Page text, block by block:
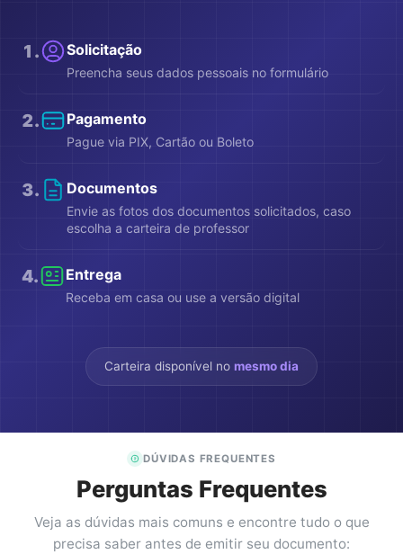
1 . Solicitação
Preencha seus dados pessoais no formulário
2. Pagamento
Pague via PIX, Cartão ou Boleto
3. Documentos
Envie as fotos dos documentos solicitados, caso
escolha a carteira de professor
4. Entrega
Receba em casa ou use a versão digital
Carteira disponível no mesmo dia
DÚVIDAS FREQUENTES
Perguntas Frequentes
Veja as dúvidas mais comuns e encontre tudo o que
precisa saber antes de emitir seu documento: